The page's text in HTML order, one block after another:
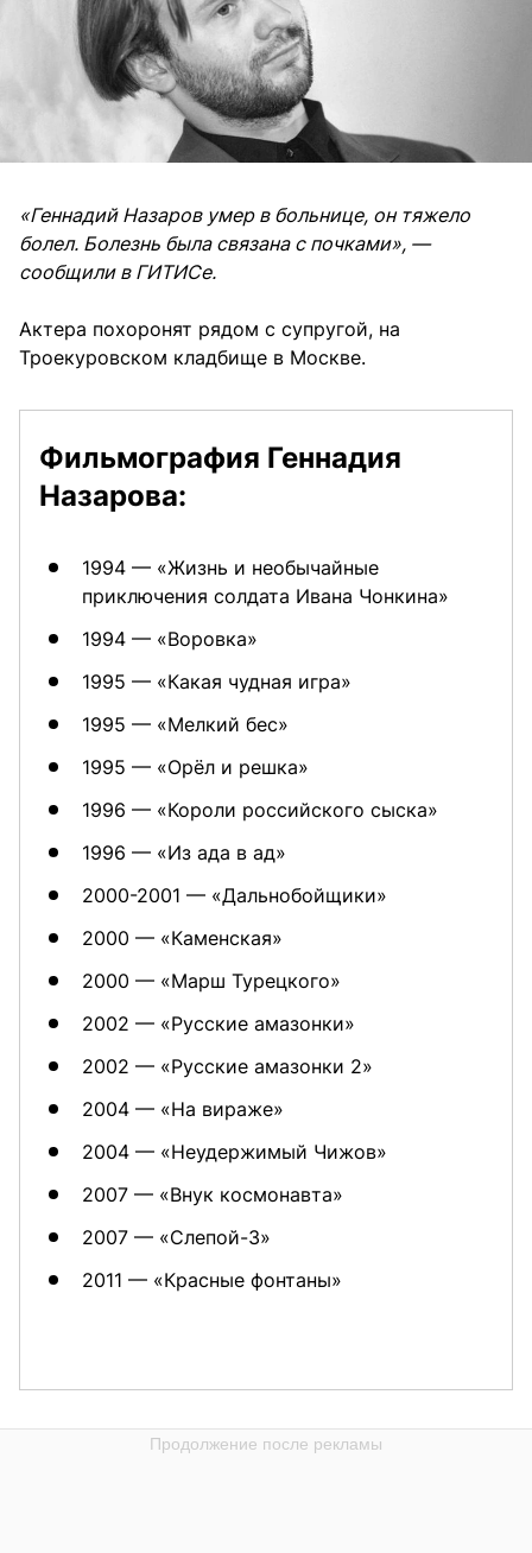
«Геннадий Назаров умер в больнице, он тяжело
болел. Болезнь была связана с почками», —
сообщили в ГИТИСе.
Актера похоронят рядом с супругой, на
Троекуровском кладбище в Москве.
Фильмография Геннадия
Назарова:
1994 — «Жизнь и необычайные
приключения солдата Ивана Чонкина»
1994 — «Воровка»
1995 — «Какая чудная игра»
1995 — «Мелкий бес»
1995 — «Орёл и решка»
1996 — «Короли российского сыска»
1996 — «Из ада в ад»
2000-2001 — «Дальнобойщики»
2000 — «Каменская»
2000 — «Марш Турецкого»
2002 — «Русские амазонки»
2002 — «Русские амазонки 2»
2004 — «На вираже»
2004 — «Неудержимый Чижов»
2007 — «Внук космонавта»
2007 — «Слепой-3»
2011 — «Красные фонтаны»